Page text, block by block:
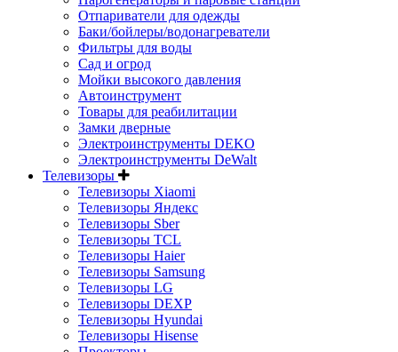
Отпариватели для одежды
Баки/бойлеры/водонагреватели
Фильтры для воды
Сад и огрод
Мойки высокого давления
Автоинструмент
Товары для реабилитации
Замки дверные
Электроинструменты DEKO
Электроинструменты DeWalt
Телевизоры
Телевизоры Xiaomi
Телевизоры Яндекс
Телевизоры Sber
Телевизоры TCL
Телевизоры Haier
Телевизоры Samsung
Телевизоры LG
Телевизоры DEXP
Телевизоры Hyundai
Телевизоры Hisense